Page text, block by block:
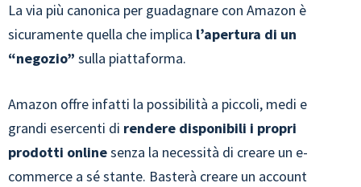
La via più canonica per guadagnare con Amazon è
sicuramente quella che implica l’apertura di un
“negozio” sulla piattaforma.
Amazon offre infatti la possibilità a piccoli, medi e
grandi esercenti di rendere disponibili i propri
prodotti onlinesenza la necessità di creare un e-
commerce a sé stante. Basterà creare un account